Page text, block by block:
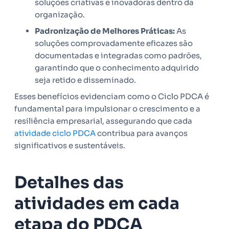
soluções criativas e inovadoras dentro da
organização.
Padronização de Melhores Práticas:As
soluções comprovadamente eficazes são
documentadas e integradas como padrões,
garantindo que o conhecimento adquirido
seja retido e disseminado.
Esses benefícios evidenciam como o Ciclo PDCA é
fundamental para impulsionar o crescimento e a
resiliência empresarial, assegurando que cada
atividade ciclo PDCAcontribua para avanços
significativos e sustentáveis.
Detalhes das
atividades em cada
etapa do PDCA